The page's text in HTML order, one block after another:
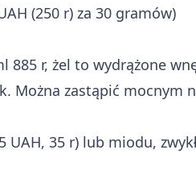
(250 r) za 30 gramów)
885 r, żel to wydrążone
Można zastąpić mocnym
35 r) lub miodu,